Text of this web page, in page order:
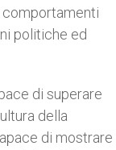
comportamenti
politiche ed
di superare
della
di mostrare